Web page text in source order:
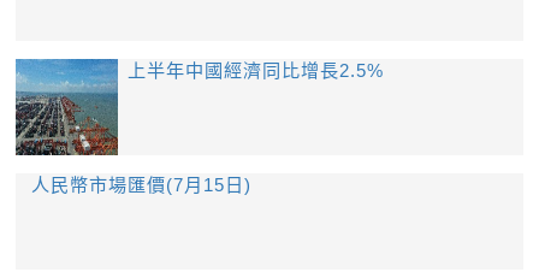
上半年中國經濟同比增長2.5%
人民幣市場匯價(7月15日)